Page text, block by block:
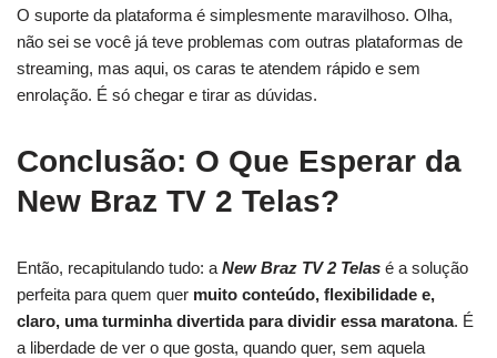
O suporte da plataforma é simplesmente maravilhoso. Olha,
não sei se você já teve problemas com outras plataformas de
streaming, mas aqui, os caras te atendem rápido e sem
enrolação. É só chegar e tirar as dúvidas.
Conclusão: O Que Esperar da
New Braz TV 2 Telas?
Então, recapitulando tudo: a New Braz TV 2 Telas é a solução
perfeita para quem quer muito conteúdo, flexibilidade e,
claro, uma turminha divertida para dividir essa maratona. É
a liberdade de ver o que gosta, quando quer, sem aquela